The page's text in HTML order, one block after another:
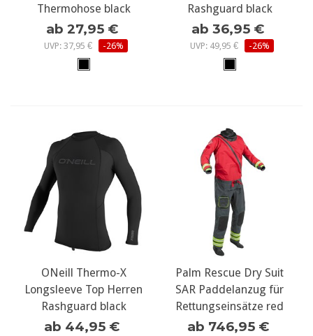
Thermohose black
ab 27,95 €
UVP: 37,95 € -26%
Rashguard black
ab 36,95 €
UVP: 49,95 € -26%
ONeill Thermo-X
Longsleeve Top Herren
Rashguard black
ab 44,95 €
Palm Rescue Dry Suit
SAR Paddelanzug für
Rettungseinsätze red
ab 746,95 €